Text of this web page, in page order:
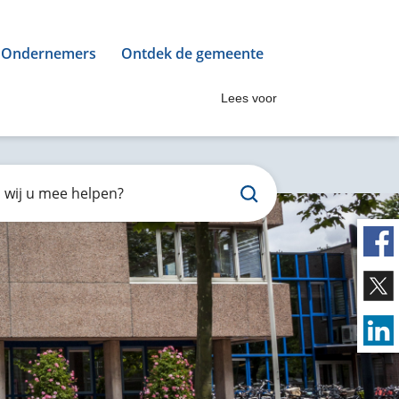
Ondernemers Ontdek de gemeente
Lees voor